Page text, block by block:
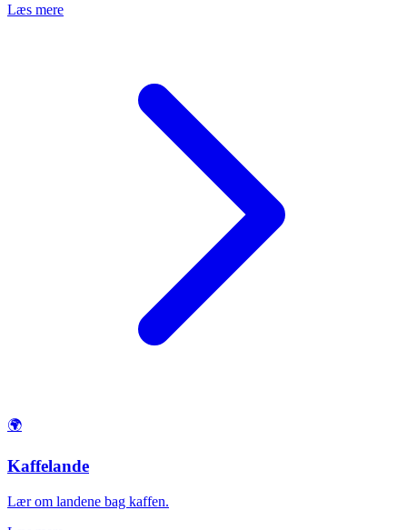
Læs mere
🌍
Kaffelande
Lær om landene bag kaffen.